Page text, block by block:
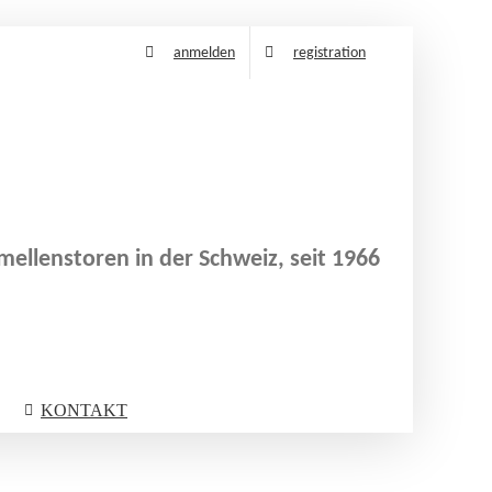
anmelden registration
in der Schweiz, seit 1966
KONTAKT